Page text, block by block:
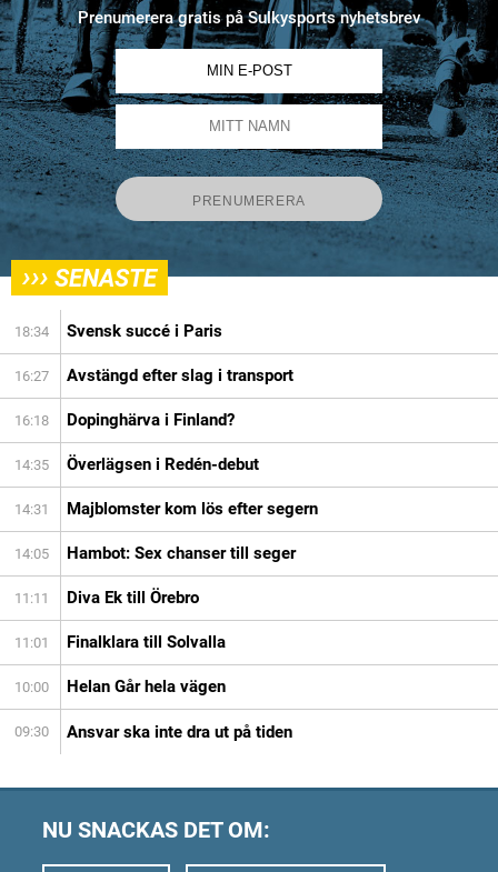
Prenumerera gratis på Sulkysports nyhetsbrev
››› SENASTE
18:34 Svensk succé i Paris
16:27 Avstängd efter slag i transport
16:18 Dopinghärva i Finland?
14:35 Överlägsen i Redén-debut
14:31 Majblomster kom lös efter segern
14:05 Hambot: Sex chanser till seger
11:11 Diva Ek till Örebro
11:01 Finalklara till Solvalla
10:00 Helan Går hela vägen
09:30 Ansvar ska inte dra ut på tiden
NU SNACKAS DET OM: